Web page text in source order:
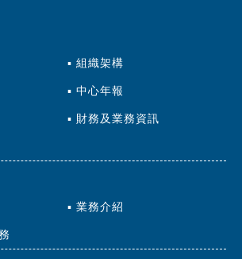
組織架構
中心年報
財務及業務資訊
業務介紹